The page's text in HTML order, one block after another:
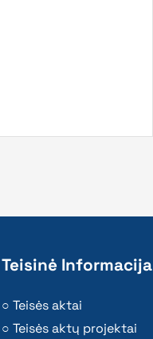
Teisinė Informacija
Teisės aktai
Teisės aktų projektai